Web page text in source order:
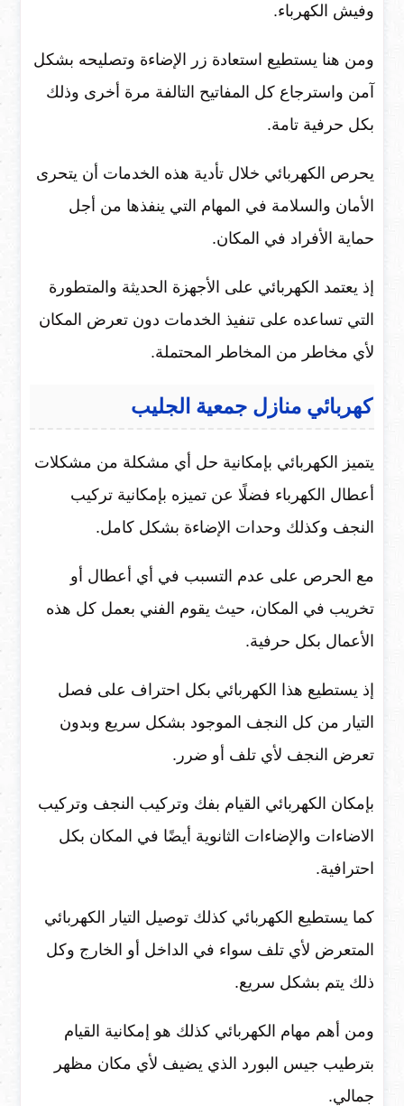
وفيش الكهرباء.
ومن هنا يستطيع استعادة زر الإضاءة وتصليحه بشكل
آمن واسترجاع كل المفاتيح التالفة مرة أخرى وذلك
بكل حرفية تامة.
يحرص الكهربائي خلال تأدية هذه الخدمات أن يتحرى
الأمان والسلامة في المهام التي ينفذها من أجل
حماية الأفراد في المكان.
إذ يعتمد الكهربائي على الأجهزة الحديثة والمتطورة
التي تساعده على تنفيذ الخدمات دون تعرض المكان
لأي مخاطر من المخاطر المحتملة.
كهربائي منازل جمعية الجليب
يتميز الكهربائي بإمكانية حل أي مشكلة من مشكلات
أعطال الكهرباء فضلًا عن تميزه بإمكانية تركيب
النجف وكذلك وحدات الإضاءة بشكل كامل.
مع الحرص على عدم التسبب في أي أعطال أو
تخريب في المكان، حيث يقوم الفني بعمل كل هذه
الأعمال بكل حرفية.
إذ يستطيع هذا الكهربائي بكل احتراف على فصل
التيار من كل النجف الموجود بشكل سريع وبدون
تعرض النجف لأي تلف أو ضرر.
بإمكان الكهربائي القيام بفك وتركيب النجف وتركيب
الاضاءات والإضاءات الثانوية أيضًا في المكان بكل
احترافية.
كما يستطيع الكهربائي كذلك توصيل التيار الكهربائي
المتعرض لأي تلف سواء في الداخل أو الخارج وكل
ذلك يتم بشكل سريع.
ومن أهم مهام الكهربائي كذلك هو إمكانية القيام
بترطيب جيس البورد الذي يضيف لأي مكان مظهر
جمالي.